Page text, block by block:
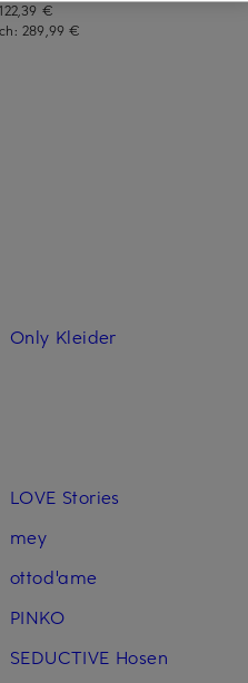
€
289,99 €
Only Kleider
LOVE Stories
mey
ottod'ame
PINKO
SEDUCTIVE Hosen